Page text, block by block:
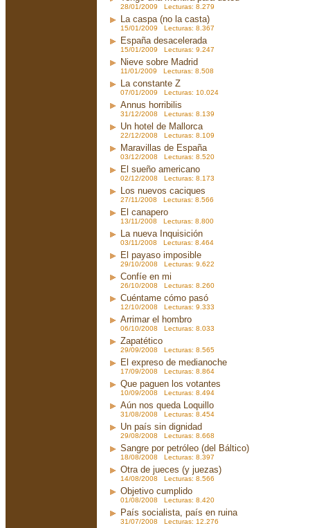
28/01/2009 Lecturas: 8.279
La caspa (no la casta)
15/01/2009 Lecturas: 8.367
España desacelerada
15/01/2009 Lecturas: 9.247
Nieve sobre Madrid
11/01/2009 Lecturas: 8.508
La constante Z
07/01/2009 Lecturas: 10.024
Annus horribilis
31/12/2008 Lecturas: 8.139
Un hotel de Mallorca
22/12/2008 Lecturas: 8.109
Maravillas de España
03/12/2008 Lecturas: 8.520
El sueño americano
02/12/2008 Lecturas: 8.173
Los nuevos caciques
27/11/2008 Lecturas: 8.566
El canapero
13/11/2008 Lecturas: 8.800
La nueva Inquisición
03/11/2008 Lecturas: 8.464
El payaso imposible
29/10/2008 Lecturas: 9.622
Confíe en mi
26/10/2008 Lecturas: 8.260
Cuéntame cómo pasó
12/10/2008 Lecturas: 9.333
Arrimar el hombro
06/10/2008 Lecturas: 8.033
Zapatético
29/09/2008 Lecturas: 8.565
El expreso de medianoche
17/09/2008 Lecturas: 8.864
Que paguen los votantes
10/09/2008 Lecturas: 8.494
Aún nos queda Loquillo
31/08/2008 Lecturas: 8.454
Un país sin dignidad
29/08/2008 Lecturas: 8.668
Sangre por petróleo (del Báltico)
18/08/2008 Lecturas: 8.397
Otra de jueces (y juezas)
14/08/2008 Lecturas: 8.566
Objetivo cumplido
01/08/2008 Lecturas: 8.420
País socialista, país en ruina
31/07/2008 Lecturas: 12.276